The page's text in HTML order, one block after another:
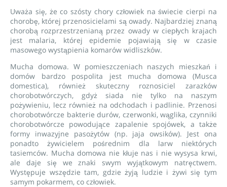
Uważa się, że co szósty chory człowiek na świecie cierpi na
chorobę, której przenosicielami są owady. Najbardziej znaną
chorobą rozprzestrzenianą przez owady w ciepłych krajach
jest malaria, której epidemie pojawiają się w czasie
masowego wystąpienia komarów widliszków.
Mucha domowa. W pomieszczeniach naszych mieszkań i
domów bardzo pospolita jest mucha domowa (Musca
domestica), również skuteczny roznosiciel zarazków
chorobotwórczych, gdyż siada nie tylko na naszym
pożywieniu, lecz również na odchodach i padlinie. Przenosi
chorobotwórcze bakterie durów, czerwonki, wąglika, czynniki
chorobotwórcze powodujące zapalenie spojówek, a także
formy inwazyjne pasożytów (np. jaja owsików). Jest ona
ponadto żywicielem pośrednim dla larw niektórych
tasiemców. Mucha domowa nie kłuje nas i nie wysysa krwi,
ale daje się we znaki swym wyjątkowym natręctwem.
Występuje wszędzie tam, gdzie żyją ludzie i żywi się tym
samym pokarmem, co człowiek.